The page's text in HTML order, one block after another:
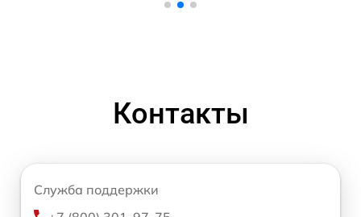
Контакты
Служба поддержки